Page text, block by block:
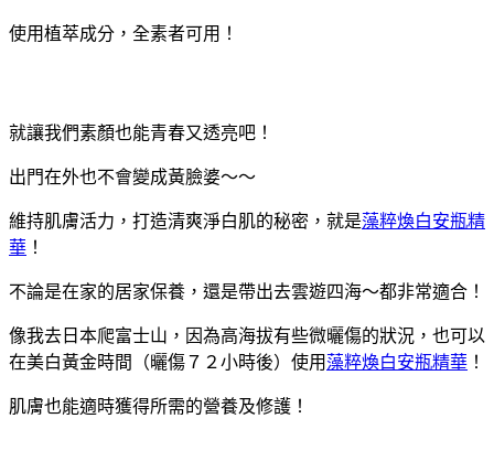
使用植萃成分，全素者可用！
就讓我們素顏也能青春又透亮吧！
出門在外也不會變成黃臉婆～～
維持肌膚活力，打造清爽淨白肌的秘密，就是藻粹煥白安瓶精
華 ！
不論是在家的居家保養，還是帶出去雲遊四海～都非常適合！
像我去日本爬富士山，因為高海拔有些微曬傷的狀況，也可以
在美白黃金時間（曬傷７２小時後）使用藻粹煥白安瓶精華 ！
肌膚也能適時獲得所需的營養及修護！